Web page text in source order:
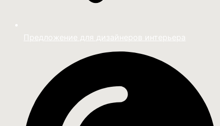
Предложение для дизайнеров интерьера